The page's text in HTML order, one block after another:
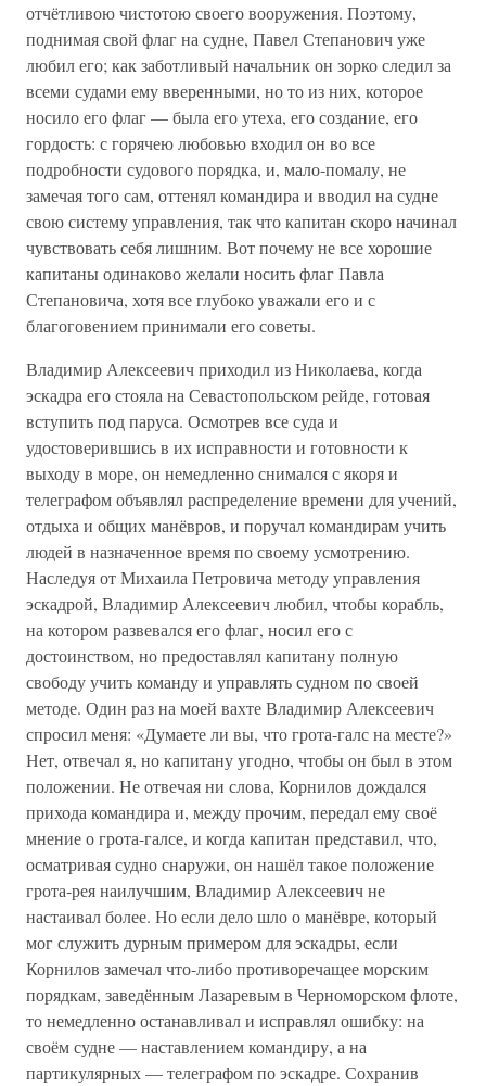
отчётливою чистотою своего вооружения. Поэтому,
поднимая свой флаг на судне, Павел Степанович уже
любил его; как заботливый начальник он зорко следил за
всеми судами ему вверенными, но то из них, которое
носило его флаг — была его утеха, его создание, его
гордость: с горячею любовью входил он во все
подробности судового порядка, и, мало-помалу, не
замечая того сам, оттенял командира и вводил на судне
свою систему управления, так что капитан скоро начинал
чувствовать себя лишним. Вот почему не все хорошие
капитаны одинаково желали носить флаг Павла
Степановича, хотя все глубоко уважали его и с
благоговением принимали его советы.
Владимир Алексеевич приходил из Николаева, когда
эскадра его стояла на Севастопольском рейде, готовая
вступить под паруса. Осмотрев все суда и
удостоверившись в их исправности и готовности к
выходу в море, он немедленно снимался с якоря и
телеграфом объявлял распределение времени для учений,
отдыха и общих манёвров, и поручал командирам учить
людей в назначенное время по своему усмотрению.
Наследуя от Михаила Петровича методу управления
эскадрой, Владимир Алексеевич любил, чтобы корабль,
на котором развевался его флаг, носил его с
достоинством, но предоставлял капитану полную
свободу учить команду и управлять судном по своей
методе. Один раз на моей вахте Владимир Алексеевич
спросил меня: «Думаете ли вы, что грота-галс на месте?»
Нет, отвечал я, но капитану угодно, чтобы он был в этом
положении. Не отвечая ни слова, Корнилов дождался
прихода командира и, между прочим, передал ему своё
мнение о грота-галсе, и когда капитан представил, что,
осматривая судно снаружи, он нашёл такое положение
грота-рея наилучшим, Владимир Алексеевич не
настаивал более. Но если дело шло о манёвре, который
мог служить дурным примером для эскадры, если
Корнилов замечал что-либо противоречащее морским
порядкам, заведённым Лазаревым в Черноморском флоте,
то немедленно останавливал и исправлял ошибку: на
своём судне — наставлением командиру, а на
партикулярных — телеграфом по эскадре. Сохранив